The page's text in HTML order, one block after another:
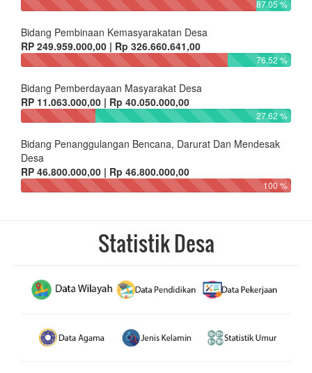
87.05 %
Bidang Pembinaan Kemasyarakatan Desa
RP 249.959.000,00 | Rp 326.660.641,00
76.52 %
Bidang Pemberdayaan Masyarakat Desa
RP 11.063.000,00 | Rp 40.050.000,00
27.62 %
Bidang Penanggulangan Bencana, Darurat Dan Mendesak
Desa
RP 46.800.000,00 | Rp 46.800.000,00
100 %
Statistik Desa